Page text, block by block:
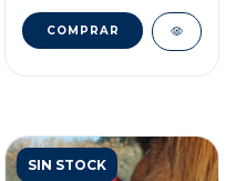
SIN STOCK